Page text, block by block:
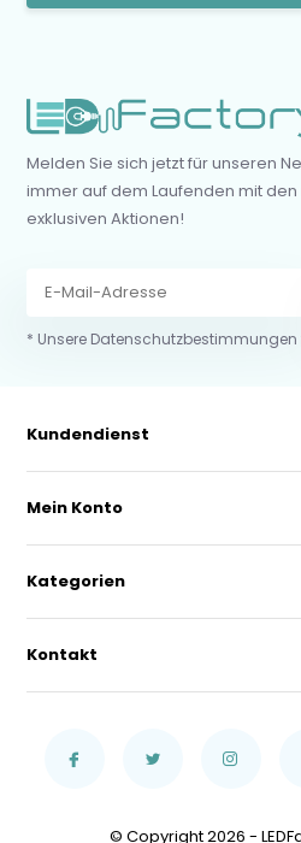
Melden Sie sich jetzt für unseren
immer auf dem Laufenden mit
exklusiven Aktionen!
* Unsere Datenschutzbestimmungen
Kundendienst
Mein Konto
Kategorien
Kontakt
© Copyright 2026 -